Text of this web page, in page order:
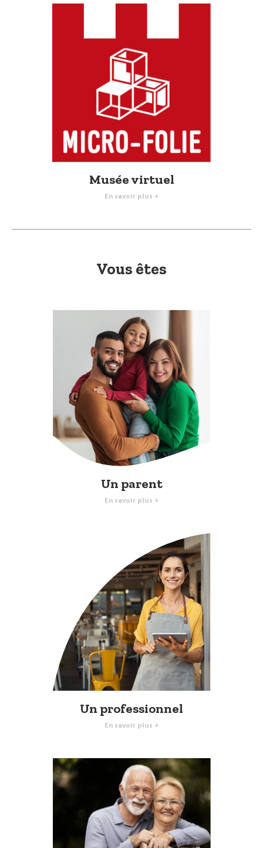
Musée virtuel
En savoir plus +
Vous êtes
Un parent
En savoir plus +
Un professionnel
En savoir plus +